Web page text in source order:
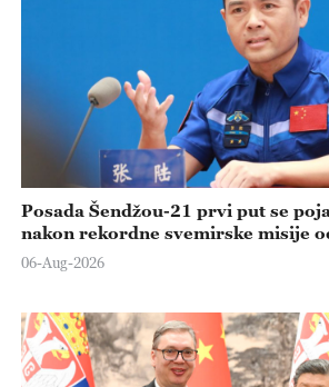
Posada Šendžou-21 prvi put se
nakon rekordne svemirske misije
06-Aug-2026